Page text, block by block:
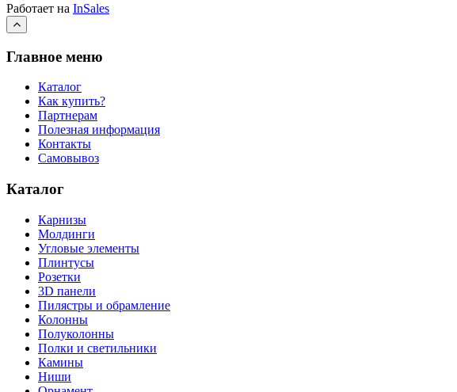
Работает на InSales
Главное меню
Каталог
Как купить?
Партнерам
Полезная информация
Контакты
Самовывоз
Каталог
Карнизы
Молдинги
Угловые элементы
Плинтусы
Розетки
3D панели
Пилястры и обрамление
Колонны
Полуколонны
Полки и светильники
Камины
Ниши